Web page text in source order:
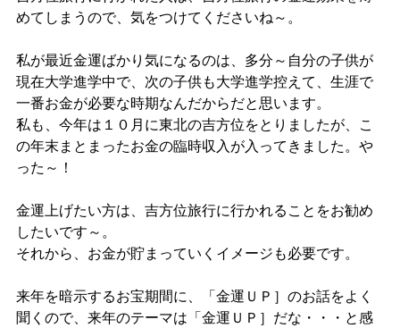
めてしまうので、気をつけてくださいね～。
私が最近金運ばかり気になるのは、多分～自分の子供が
現在大学進学中で、次の子供も大学進学控えて、生涯で
一番お金が必要な時期なんだからだと思います。
私も、今年は１０月に東北の吉方位をとりましたが、こ
の年末まとまったお金の臨時収入が入ってきました。や
った～！
金運上げたい方は、吉方位旅行に行かれることをお勧め
したいです～。
それから、お金が貯まっていくイメージも必要です。
来年を暗示するお宝期間に、「金運ＵＰ］のお話をよく
聞くので、来年のテーマは「金運ＵＰ］だな・・・と感